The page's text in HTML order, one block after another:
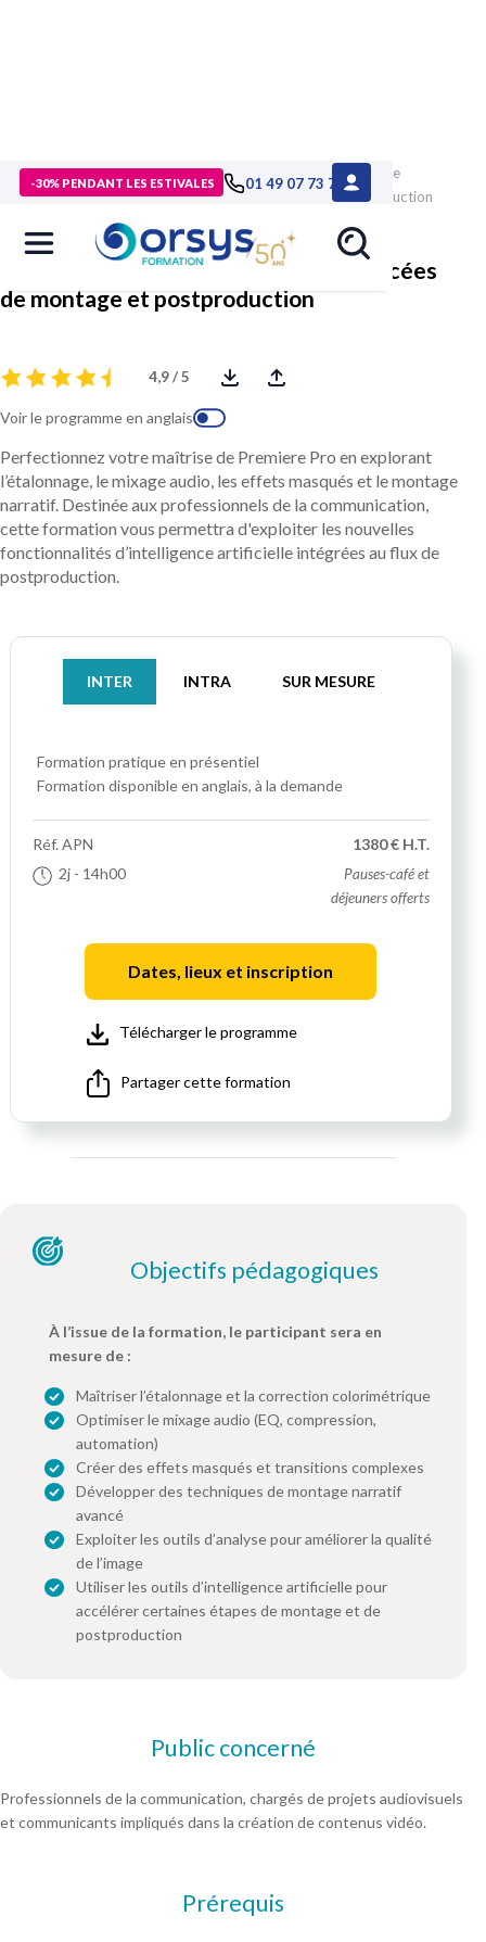
-30% PENDANT LES ESTIVALES 01 49 07 73 73
> Formations>Technologies numériques
Formation Adobe
Premiere Pro, techniques avancées de montage et postproduction
Adobe Premiere Pro, techniques avancées
de montage et postproduction
4,9 / 5
Voir le programme en anglais
Perfectionnez votre maîtrise de Premiere Pro en explorant
l’étalonnage, le mixage audio, les effets masqués et le montage
narratif. Destinée aux professionnels de la communication,
cette formation vous permettra d'exploiter les nouvelles
fonctionnalités d’intelligence artificielle intégrées au flux de
postproduction.
INTER INTRA SUR MESURE
Formation pratique en présentiel
Formation disponible en anglais, à la demande
Réf.APN
2j - 14h00
1380 € H.T.
Pauses-café et
déjeuners offerts
Dates, lieux et inscription
Télécharger le programme
Partager cette formation
Objectifs pédagogiques
À l’issue de la formation, le participant sera en
mesure de :
Maîtriser l’étalonnage et la correction colorimétrique
Optimiser le mixage audio (EQ, compression,
automation)
Créer des effets masqués et transitions complexes
Développer des techniques de montage narratif
avancé
Exploiter les outils d’analyse pour améliorer la qualité
de l’image
Utiliser les outils d’intelligence artificielle pour
accélérer certaines étapes de montage et de
postproduction
Public concerné
Professionnels de la communication, chargés de projets audiovisuels
et communicants impliqués dans la création de contenus vidéo.
Prérequis